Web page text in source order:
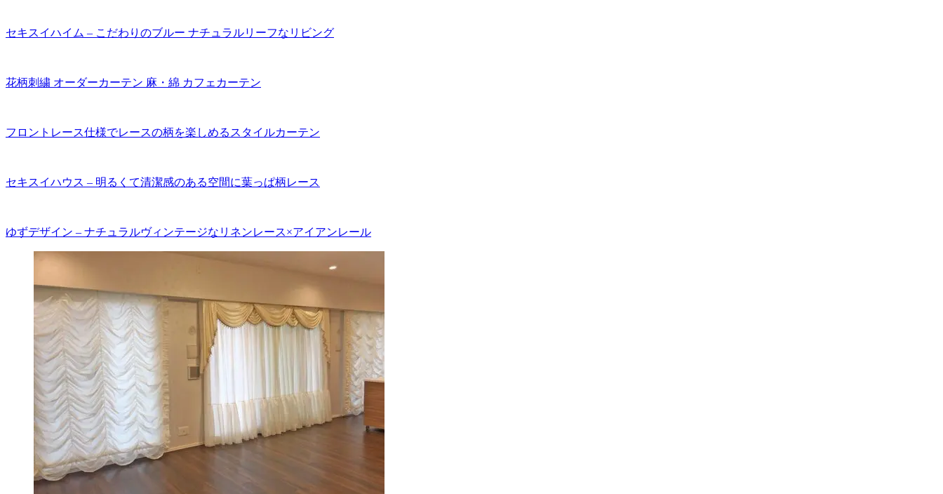
セキスイハイム – こだわりのブルー ナチュラルリーフなリビング
花柄刺繍 オーダーカーテン 麻・綿 カフェカーテン
フロントレース仕様でレースの柄を楽しめるスタイルカーテン
セキスイハウス – 明るくて清潔感のある空間に葉っぱ柄レース
ゆずデザイン – ナチュラルヴィンテージなリネンレース×アイアンレール